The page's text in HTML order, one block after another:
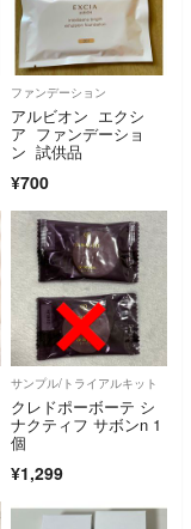
ファンデーション
アルビオン エクシ
ア ファンデーショ
ン 試供品
¥700
サンプル/トライアルキット
クレドポーボーテ シ
ナクティフ サボンn 1
個
¥1,299